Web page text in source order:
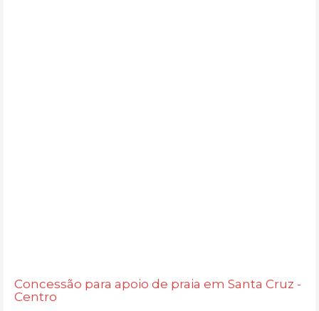
Concessão para apoio de praia em Santa Cruz -
Centro